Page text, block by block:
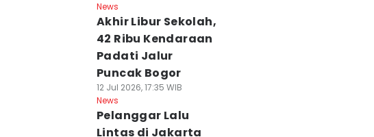
News
Akhir Libur Sekolah,
42 Ribu Kendaraan
Padati Jalur
Puncak Bogor
12 Jul 2026, 17:35 WIB
News
Pelanggar Lalu
Lintas di Jakarta